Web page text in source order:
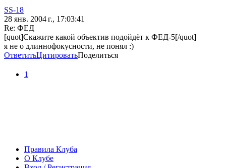
SS-18
28 янв. 2004 г., 17:03:41
Re: ФЕД
[quot]Скажите какой объектив подойдёт к ФЕД-5[/quot]
я не о длиннофокусности, не понял :)
ОтветитьЦитироватьПоделиться
1
Правила Клуба
О Клубе